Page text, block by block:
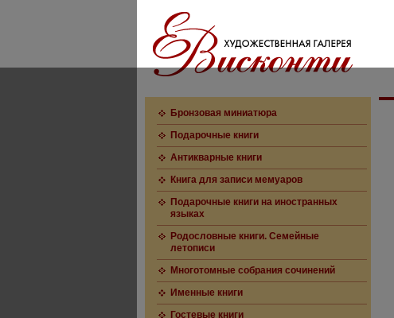
Бронзовая миниатюра
Подарочные книги
Антикварные книги
Книга для записи мемуаров
Подарочные книги на иностранных
языках
Родословные книги. Семейные
летописи
Многотомные собрания сочинений
Именные книги
Гостевые книги